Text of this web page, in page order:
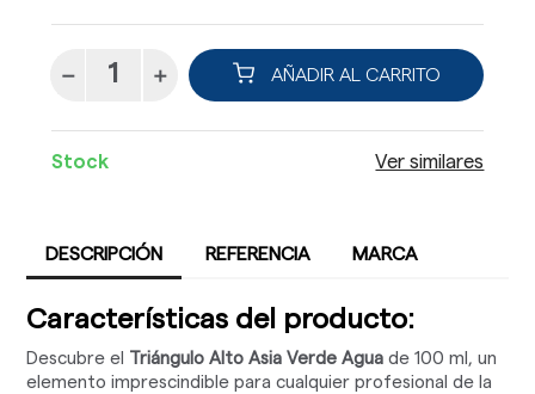
AÑADIR AL CARRITO
Stock Ver similares
DESCRIPCIÓN REFERENCIA MARCA
Características del producto:
Descubre el Triángulo Alto Asia Verde Agua de 100 ml, un
elemento imprescindible para cualquier profesional de la